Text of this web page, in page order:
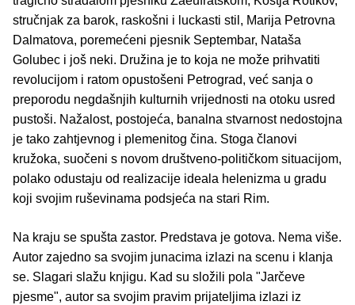
stručnjak za barok, raskošni i luckasti stil, Marija Petrovna
Dalmatova, poremećeni pjesnik Septembar, Nataša
Golubec i još neki. Družina je to koja ne može prihvatiti
revolucijom i ratom opustošeni Petrograd, već sanja o
preporodu negdašnjih kulturnih vrijednosti na otoku usred
pustoši. Nažalost, postojeća, banalna stvarnost nedostojna
je tako zahtjevnog i plemenitog čina. Stoga članovi
kružoka, suočeni s novom društveno-političkom situacijom,
polako odustaju od realizacije ideala helenizma u gradu
koji svojim ruševinama podsjeća na stari Rim.
Na kraju se spušta zastor. Predstava je gotova. Nema više.
Autor zajedno sa svojim junacima izlazi na scenu i klanja
se. Slagari slažu knjigu. Kad su složili pola "Jarčeve
pjesme", autor sa svojim pravim prijateljima izlazi iz